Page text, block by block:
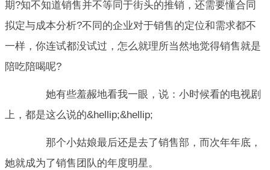
期?知不知道销售并不等同于街头的推销，还需要懂合同
拟定与成本分析?不同的企业对于销售的定位和需求都不
一样，你连试都没试过，怎么就理所当然地觉得销售就是
陪吃陪喝呢?
她有些羞赧地看我一眼，说：小时候看的电视剧
上，都是这么说的&hellip;&hellip;
那个小姑娘最后还是去了销售部，而次年年底，
她就成为了销售团队的年度明星。